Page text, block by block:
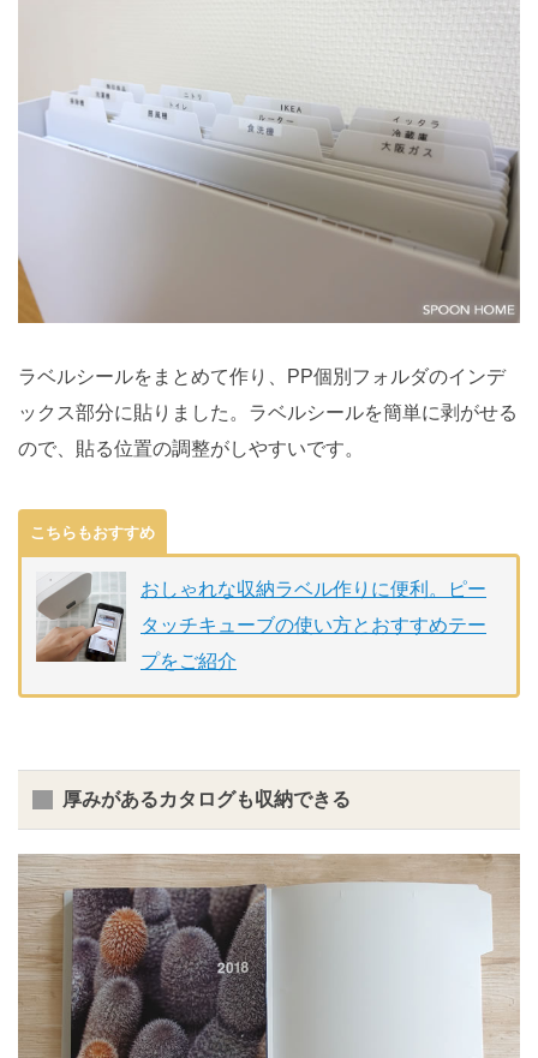
ラベルシールをまとめて作り、PP個別フォルダのインデ
ックス部分に貼りました。ラベルシールを簡単に剥がせる
ので、貼る位置の調整がしやすいです。
こちらもおすすめ
おしゃれな収納ラベル作りに便利。ピー
タッチキューブの使い方とおすすめテー
プをご紹介
厚みがあるカタログも収納できる